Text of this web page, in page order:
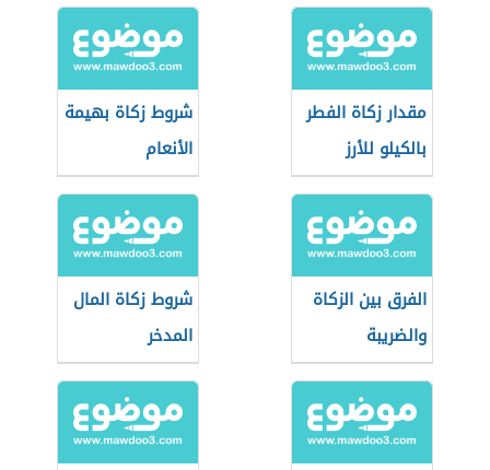
مقدار زكاة الفطر
بالكيلو للأرز
شروط زكاة بهيمة
الأنعام
الفرق بين الزكاة
والضريبة
شروط زكاة المال
المدخر